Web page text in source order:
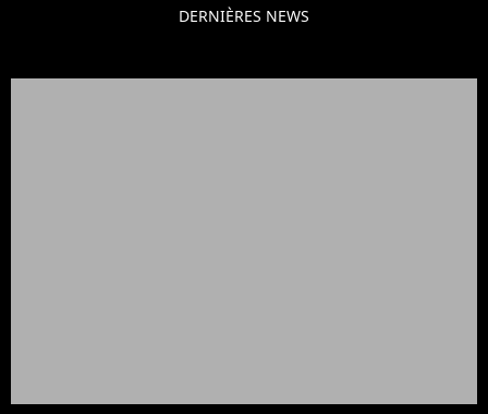
DERNIÈRES NEWS